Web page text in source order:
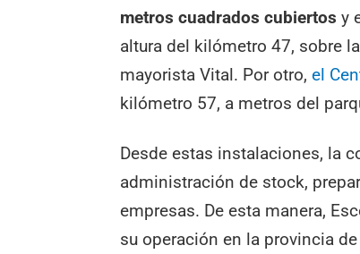
metros cuadrados cubiertos y
altura del kilómetro 47, sobre
mayorista Vital. Por otro,el
kilómetro 57, a metros del
Desde estas instalaciones, la
administración de stock,
empresas. De esta manera,
su operación en la provincia